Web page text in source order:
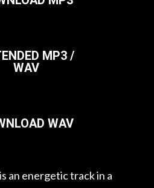
MP3 /
WAV
WAV
an energetic track in a